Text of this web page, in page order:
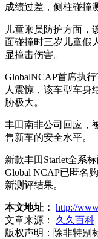
成绩过差，侧柱碰撞
儿童乘员防护方面，
面碰撞时三岁儿童假
显撞击伤害。
GlobalNCAP首席执
人震惊，该车型车身
胁极大。
丰田南非公司回应，
售新车的安全水平。
新款丰田Starlet全系
Global NCAP已匿名
新测评结果。
本文地址： http://
文章来源：
久久百科
版权声明： 除非特别